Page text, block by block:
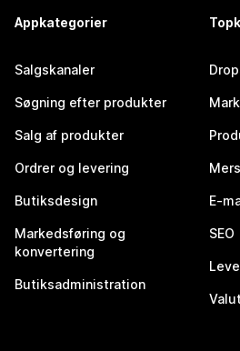
Appkategorier
Salgskanaler
Søgning efter produkter
Salg af produkter
Ordrer og levering
Butiksdesign
Markedsføring og
konvertering
Butiksadministration
E-
SEO